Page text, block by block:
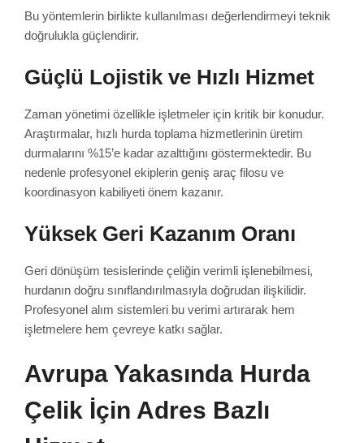
Bu yöntemlerin birlikte kullanılması değerlendirmeyi teknik
doğrulukla güçlendirir.
Güçlü Lojistik ve Hızlı Hizmet
Zaman yönetimi özellikle işletmeler için kritik bir konudur.
Araştırmalar, hızlı hurda toplama hizmetlerinin üretim
durmalarını %15’e kadar azalttığını göstermektedir. Bu
nedenle profesyonel ekiplerin geniş araç filosu ve
koordinasyon kabiliyeti önem kazanır.
Yüksek Geri Kazanım Oranı
Geri dönüşüm tesislerinde çeliğin verimli işlenebilmesi,
hurdanın doğru sınıflandırılmasıyla doğrudan ilişkilidir.
Profesyonel alım sistemleri bu verimi artırarak hem
işletmelere hem çevreye katkı sağlar.
Avrupa Yakasında Hurda
Çelik İçin Adres Bazlı